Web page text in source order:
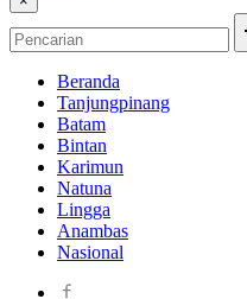
Beranda
Tanjungpinang
Batam
Bintan
Karimun
Natuna
Lingga
Anambas
Nasional